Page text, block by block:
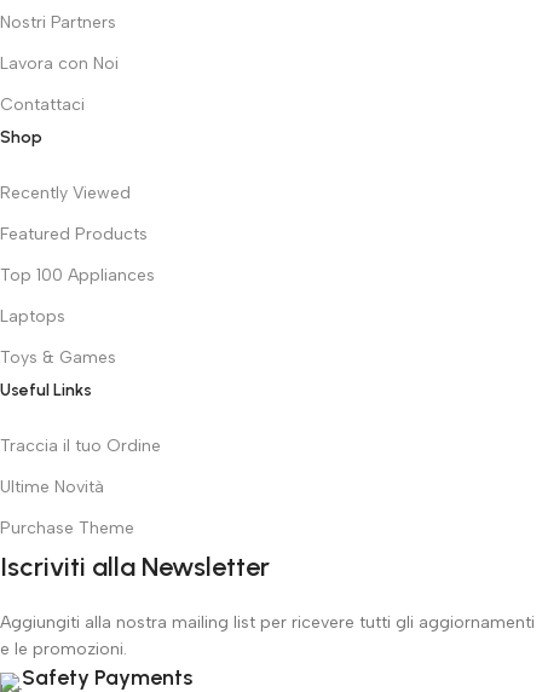
Nostri Partners
Lavora con Noi
Contattaci
Shop
Recently Viewed
Featured Products
Top 100 Appliances
Laptops
Toys & Games
Useful Links
Traccia il tuo Ordine
Ultime Novità
Purchase Theme
Iscriviti alla Newsletter
Aggiungiti alla nostra mailing list per ricevere tutti gli aggiornamenti
e le promozioni.
Safety Payments